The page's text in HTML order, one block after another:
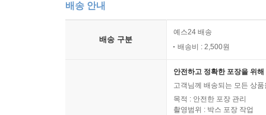
배송 안내
배송 구분
예스24 배송
배송비 : 2,500원
안전하고 정확한 포장을 위
고객님께 배송되는 모든 상
목적 : 안전한 포장 관리
촬영범위 : 박스 포장 작업